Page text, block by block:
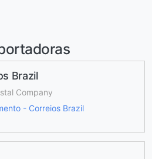
Brazil
Company
- Correios Brazil